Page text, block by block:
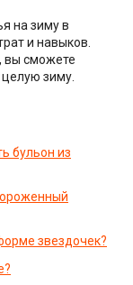
на зиму в
и навыков.
вы сможете
зиму.
бульон из
звездочек?